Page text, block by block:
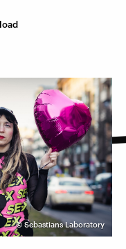
©Sebastians Laboratory